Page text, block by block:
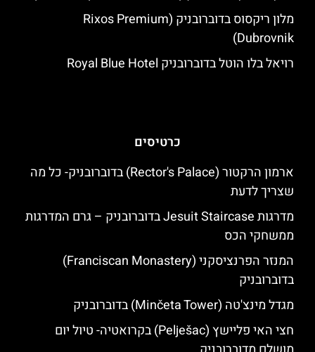
מלון ריקסוס בדוברובניק (Rixos Premium
Dubrovnik)
רויאל בלו הוטל בדוברובניק Royal Blue Hotel
כרטיסים
ארמון הרקטור (Rector's Palace) בדוברובניק- כל מה
שצריך לדעת
מדרגות Jesuit Staircase בדוברובניק – גרם המדרגות
ממשחקי הכס
המנזר הפרנציסקני (Franciscan Monastery)
בדוברובניק
מגדל מינצ'טה (Minčeta Tower) בדוברובניק
חצי האי פליישץ (Pelješac) בקרואטיה- טיול יום